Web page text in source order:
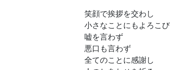
笑顔で挨拶を交わし
小さなことにもよろこび
嘘を言わず
悪口も言わず
全てのことに感謝し